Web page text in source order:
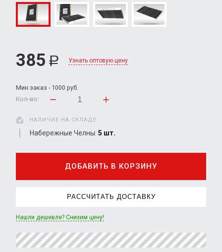
385 Р Узнать оптовую цену
Мин.заказ - 1000 руб.
Кол-во:
НАЛИЧИЕ НА СКЛАДЕ:
Набережные Челны: 5 шт.
ДОБАВИТЬ В КОРЗИНУ
РАССЧИТАТЬ ДОСТАВКУ
Нашли дешевле? Снизим цену!